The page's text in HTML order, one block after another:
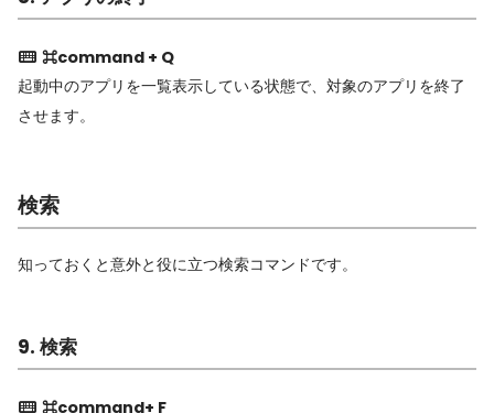
⌘command + Q
起動中のアプリを一覧表示している状態で、対象のアプリを終了
させます。
検索
知っておくと意外と役に立つ検索コマンドです。
9. 検索
⌘command+ F